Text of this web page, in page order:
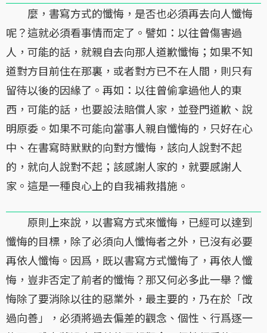
麼，書寫方式的懺悔，是否也必須再去向人懺悔
呢？這就必須看事情而定了。譬如：以往曾傷害過
人，可能的話，就親自去向那人道歉懺悔；如果不知
道對方目前住在那裏，或者對方已不在人間，則只有
留待以後的因緣了。再如：以往曾偷拿過他人的東
西，可能的話，也要設法賠償人家，並登門道歉、說
明原委。如果不可能向當事人親自懺悔的，只好在心
中、在書寫時默默的向對方懺悔，該向人說對不起
的，就向人說對不起；該感謝人家的，就要感謝人
家。這是一種良心上的自我補救措施。
原則上來說，以書寫方式來懺悔，已經可以達到
懺悔的目標，除了必須向人懺悔者之外，已沒有必要
再依人懺悔。因爲，既以書寫方式懺悔了，再依人懺
悔，豈非否定了前者的懺悔？那又何必多此一舉？懺
悔除了要消除以往的惡業外，最主要的，乃在於「改
過向善」，必須將過去偏差的觀念、個性、行爲逐一